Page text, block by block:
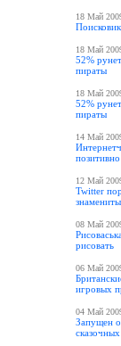
18 Май
18 Май
52%
пираты
18 Май
52%
пираты
14 Май
позитивно
12 Май
Twitter
08 Май
рисовать
06 Май
игровых
04 Май
Запущен